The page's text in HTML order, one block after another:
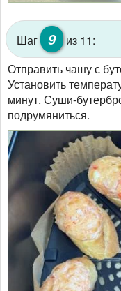
Шаг 9
из 11:
Отправить чашу с
Установить
минут. Суши-
подрумяниться.